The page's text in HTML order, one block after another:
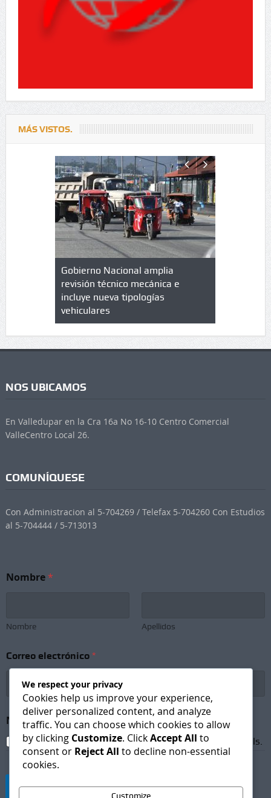
MÁS VISTOS.
en
Gobierno Nacional amplia
revisión técnico mecánica e
incluye nueva tipologías
vehiculares
Qué es
NOS UBICAMOS
En Valledupar en la Cra 16a No 16-10 Centro Comercial
ValleCentro Local 26.
COMUNÍQUESE
Con Administracion al 5-704269 / Telefax 5-704260 Con Estudios
al 5-704444 / 5-713013
o
o
e
c
n
c
e
Nombre*
Nombre Apellidos
Correo electrónico *
Newsletter Subscription*
I agree to receive newsletters and promotional emails.
Suscribirse
We respect your privacy
Cookies help us improve your experience,
deliver personalized content, and analyze
traffic. You can choose which cookies to allow
by clicking Customize. ClickAccept All to
consent or Reject All to decline non-essential
cookies.
Customize